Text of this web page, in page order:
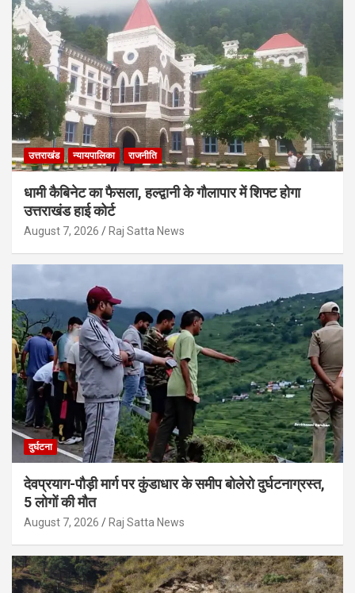
उत्तराखंड न्यायपालिका राजनीति
धामी कैबिनेट का फैसला, हल्द्वानी के गौलापार में शिफ्ट होगा
उत्तराखंड हाई कोर्ट
August 7, 2026 Raj Satta News
दुर्घटना
देवप्रयाग-पौड़ी मार्ग पर कुंडाधार के समीप बोलेरो दुर्घटनाग्रस्त,
5 लोगों की मौत
August 7, 2026 Raj Satta News